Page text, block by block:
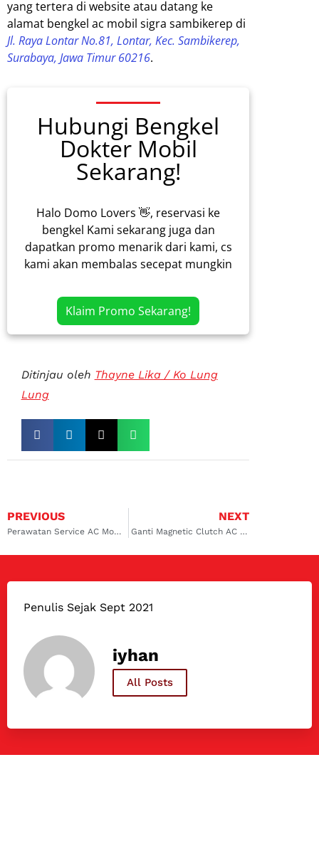
yang tertera di website atau datang ke
alamat bengkel ac mobil sigra sambikerep di
Jl. Raya Lontar No.81, Lontar, Kec. Sambikerep,
Surabaya, Jawa Timur 60216.
Hubungi Bengkel
Dokter Mobil
Sekarang!
Halo Domo Lovers 👋, reservasi ke
bengkel Kami sekarang juga dan
dapatkan promo menarik dari kami, cs
kami akan membalas secepat mungkin
Klaim Promo Sekarang!
Ditinjau oleh Thayne Lika / Ko Lung
Lung
PREVIOUS
Perawatan Service AC Mobil Corolla Altis Kalimalang. Sejukkan Perjalanan Anda
NEXT
Ganti Magnetic Clutch AC Mobil di Kalimalang, Kembali Dingin Seketika
Penulis Sejak Sept 2021
iyhan
All Posts